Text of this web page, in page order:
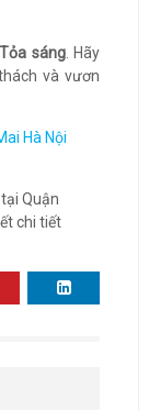
sáng. Hãy
và vươn
Hà Nội
Quận
chi tiết